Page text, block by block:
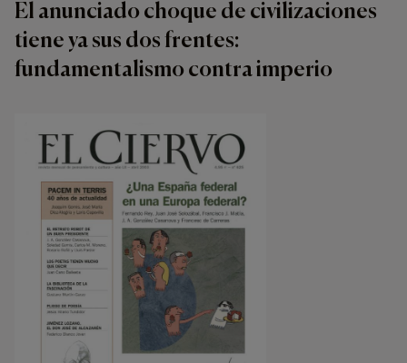
El anunciado choque de civilizaciones
tiene ya sus dos frentes:
fundamentalismo contra imperio